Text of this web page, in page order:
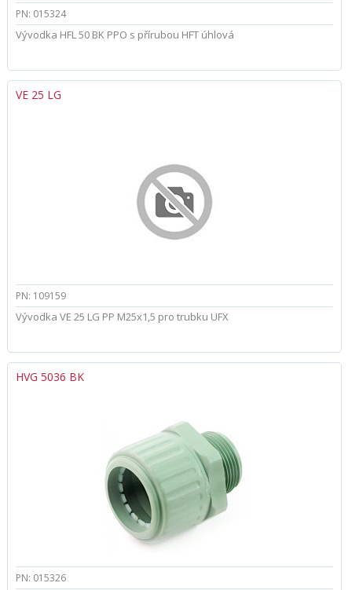
PN: 015324
Vývodka HFL 50 BK PPO s přírubou HFT úhlová
VE 25 LG
PN: 109159
Vývodka VE 25 LG PP M25x1,5 pro trubku UFX
HVG 5036 BK
PN: 015326